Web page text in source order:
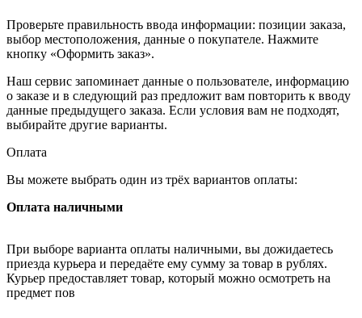
Проверьте правильность ввода информации: позиции заказа,
выбор местоположения, данные о покупателе. Нажмите
кнопку «Оформить заказ».
Наш сервис запоминает данные о пользователе, информацию
о заказе и в следующий раз предложит вам повторить к вводу
данные предыдущего заказа. Если условия вам не подходят,
выбирайте другие варианты.
Оплата
Вы можете выбрать один из трёх вариантов оплаты:
Оплата наличными
При выборе варианта оплаты наличными, вы дожидаетесь
приезда курьера и передаёте ему сумму за товар в рублях.
Курьер предоставляет товар, который можно осмотреть на
предмет пов